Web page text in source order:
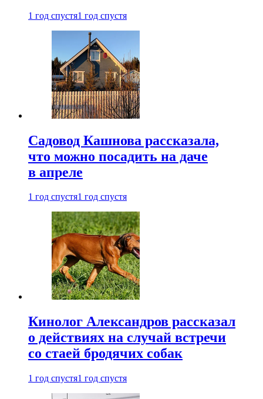
1 год спустя1 год спустя
Садовод Кашнова рассказала,
что можно посадить на даче
в апреле
1 год спустя1 год спустя
Кинолог Александров рассказал
о действиях на случай встречи
со стаей бродячих собак
1 год спустя1 год спустя